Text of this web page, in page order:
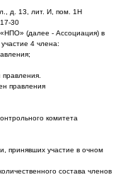
д. 13, лит. И, пом. 1Н
30
(далее - Ассоциация) в
4 члена:
правления
комитета
принявших участие в очном
состава членов